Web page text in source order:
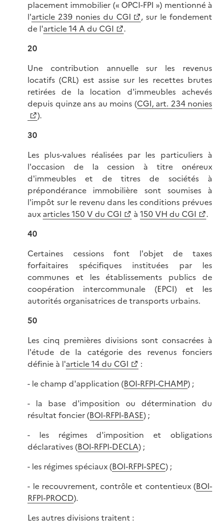
placement immobilier (« OPCI-FPI ») mentionné à
l'article 239 nonies du CGI
, sur le fondement
de l'article 14 A du CGI
.
20
Une contribution annuelle sur les revenus
locatifs (CRL) est assise sur les recettes brutes
retirées de la location d'immeubles achevés
depuis quinze ans au moins (CGI, art. 234 nonies
).
30
Les plus-values réalisées par les particuliers à
l'occasion de la cession à titre onéreux
d'immeubles et de titres de sociétés à
prépondérance immobilière sont soumises à
l'impôt sur le revenu dans les conditions prévues
aux articles 150 V du CGI à 150 VH du CGI
.
40
Certaines cessions font l'objet de taxes
forfaitaires spécifiques instituées par les
communes et les établissements publics de
coopération intercommunale (EPCI) et les
autorités organisatrices de transports urbains.
50
Les cinq premières divisions sont consacrées à
l'étude de la catégorie des revenus fonciers
définie à l'article 14 du CGI
:
- le champ d'application (BOI-RFPI-CHAMP) ;
- la base d'imposition ou détermination du
résultat foncier (BOI-RFPI-BASE) ;
- les régimes d'imposition et obligations
déclaratives (BOI-RFPI-DECLA) ;
- les régimes spéciaux (BOI-RFPI-SPEC) ;
- le recouvrement, contrôle et contentieux (BOI-
RFPI-PROCD).
Les autres divisions traitent :